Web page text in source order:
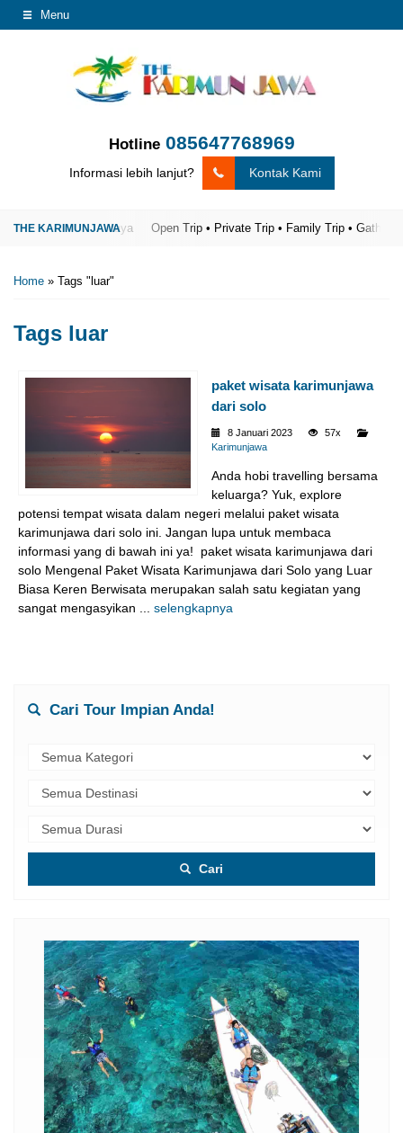
Menu
Hotline 085647768969
Informasi lebih lanjut? Kontak Kami
Terpercaya Open Trip • Private Trip • Family Trip • Gathering
Home » Tags "luar"
Tags luar
paket wisata karimunjawa
dari solo
8 Januari 2023
57x
Karimunjawa
Anda hobi travelling bersama
keluarga? Yuk, explore
potensi tempat wisata dalam negeri melalui paket wisata
karimunjawa dari solo ini. Jangan lupa untuk membaca
informasi yang di bawah ini ya! paket wisata karimunjawa dari
solo Mengenal Paket Wisata Karimunjawa dari Solo yang Luar
Biasa Keren Berwisata merupakan salah satu kegiatan yang
sangat mengasyikan ... selengkapnya
Cari Tour Impian Anda!
Cari